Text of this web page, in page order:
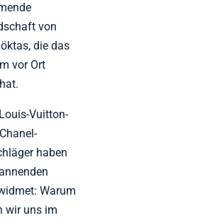
von
die das
vor Ort
Vuitton-
haben
Warum
wir uns im